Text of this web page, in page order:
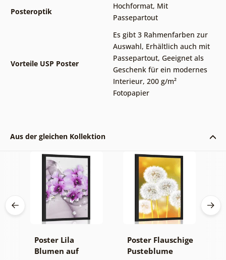
Posteroptik
Hochformat, Mit
Passepartout
Vorteile USP Poster
Es gibt 3 Rahmenfarben zur
Auswahl, Erhältlich auch mit
Passepartout, Geeignet als
Geschenk für ein modernes
Interieur, 200 g/m²
Fotopapier
Aus der gleichen Kollektion
Poster Lila
Blumen auf
Poster Flauschige
Pusteblume